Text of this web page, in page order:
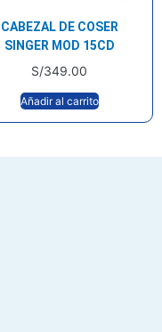
CABEZAL DE COSER
SINGER MOD 15CD
S/349.00
Añadir al carrito